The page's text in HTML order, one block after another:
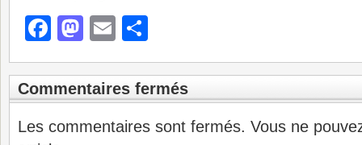
Facebook
Mastodon
Email
Commentaires fermés
Les commentaires sont fermés. Vous ne